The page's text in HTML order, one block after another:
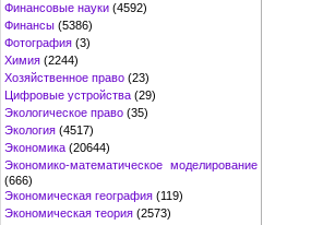
Финансовые науки (4592)
Финансы (5386)
Фотография (3)
Химия (2244)
Хозяйственное право (23)
Цифровые устройства (29)
Экологическое право (35)
Экология (4517)
Экономика (20644)
Экономико-математическое моделирование
(666)
Экономическая география (119)
Экономическая теория (2573)